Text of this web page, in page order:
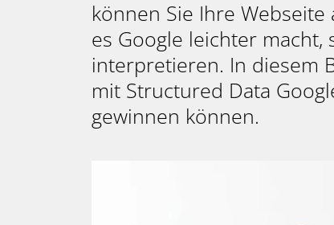
können Sie Ihre
es Google leichter
interpretieren. In diesem
mit Structured Data
gewinnen können.